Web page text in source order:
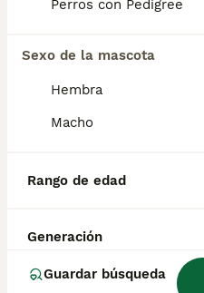
Perros con Pedigree
Sexo de la mascota
Hembra
Macho
Rango de edad
Generación
Guardar búsqueda
salud y el bienestar
de comprometerse
¿Cómo es el
andaluz?
¿Qué diferencia
ratonero y